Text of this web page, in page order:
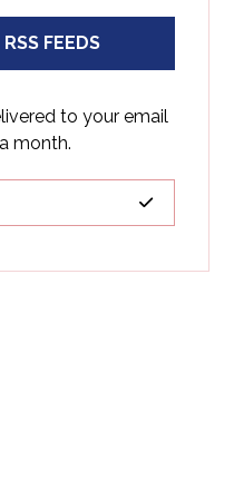
FEEDS
to your email
month.